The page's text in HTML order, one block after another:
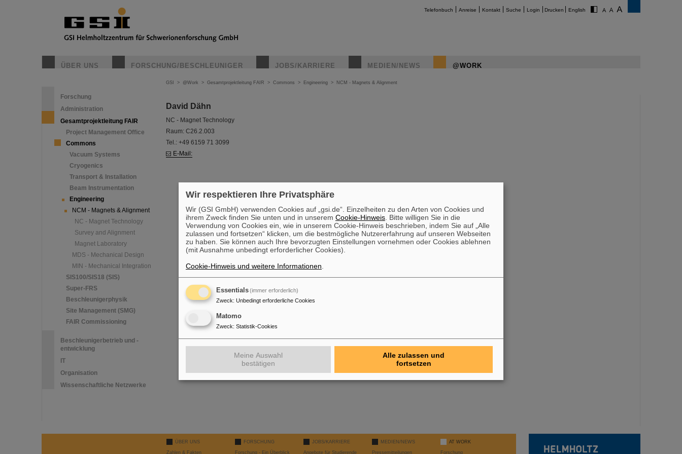
Telefonbuch Anreise Kontakt Suche Login Drucken English
ÜBER UNS FORSCHUNG/BESCHLEUNIGER JOBS/KARRIERE MEDIEN/NEWS @WORK
Forschung
Administration
Gesamtprojektleitung FAIR
Project Management Office
Commons
Vacuum Systems
Cryogenics
Transport & Installation
Beam Instrumentation
Engineering
NCM - Magnets & Alignment
NC - Magnet Technology
Survey and Alignment
Magnet Laboratory
MDS - Mechanical Design
MIN - Mechanical Integration
SIS100/SIS18 (SIS)
Super-FRS
Beschleunigerphysik
Site Management (SMG)
FAIR Commissioning
Beschleunigerbetrieb und -
entwicklung
IT
Organisation
Wissenschaftliche Netzwerke
GSI > @Work > Gesamtprojektleitung FAIR > Commons > Engineering > NCM - Magnets & Alignment
David Dähn
NC - Magnet Technology
Raum: C26.2.003
Tel.: +49 6159 71 3099
E-Mail:
ÜBER UNS
Zahlen & Fakten
FORSCHUNG
Forschung - Ein Überblick
JOBS/KARRIERE
Angebote für Studierende
MEDIEN/NEWS
Pressemitteilungen
AT WORK
Forschung
Wir respektieren Ihre Privatsphäre
Wir (GSI GmbH) verwenden Cookies auf „gsi.de“. Einzelheiten zu den Arten von Cookies und
ihrem Zweck finden Sie unten und in unserem Cookie-Hinweis . Bitte willigen Sie in die
Verwendung von Cookies ein, wie in unserem Cookie-Hinweis beschrieben, indem Sie auf „Alle
zulassen und fortsetzen“ klicken, um die bestmögliche Nutzererfahrung auf unseren Webseiten
zu haben. Sie können auch Ihre bevorzugten Einstellungen vornehmen oder Cookies ablehnen
(mit Ausnahme unbedingt erforderlicher Cookies).
Cookie-Hinweis und weitere Informationen
Essentials(immer erforderlich)
Zweck: Unbedingt erforderliche Cookies
Matomo
Zweck: Statistik-Cookies
Meine Auswahl
bestätigen
Alle zulassen und
fortsetzen